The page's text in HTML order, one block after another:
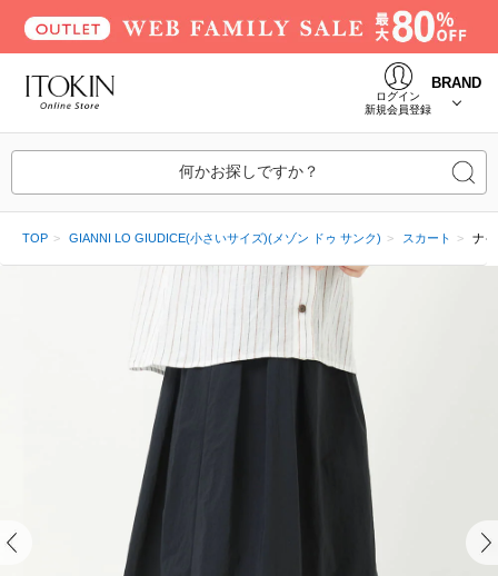
ログイン
新規会員登録
BRAND
何かお探しですか？
TOP GIANNI LO GIUDICE(小さいサイズ)(メゾン ドゥ サンク) スカート ナ